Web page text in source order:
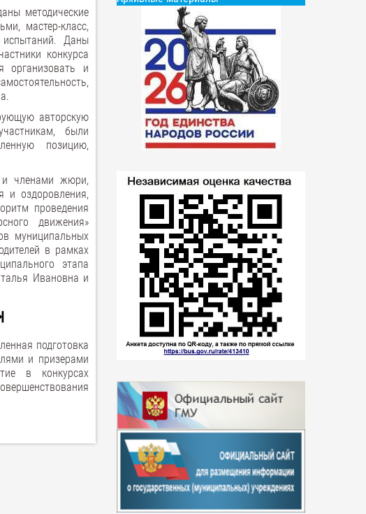
методические
мастер-класс,
испытаний. Даны
конкурса
организовать и
авторскую
были
позицию,
и членами жюри,
и оздоровления,
проведения
движения»
муниципальных
в рамках
этапа
Ивановна и
подготовка
и призерами
в конкурсах